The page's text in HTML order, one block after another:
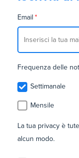
Email *
Frequenza delle
Settimanale
Mensile
La tua privacy è
alcun modo.